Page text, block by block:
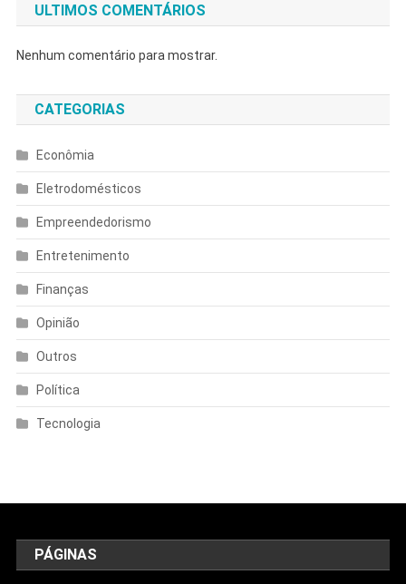
ULTIMOS COMENTÁRIOS
Nenhum comentário para mostrar.
CATEGORIAS
Econômia
Eletrodomésticos
Empreendedorismo
Entretenimento
Finanças
Opinião
Outros
Política
Tecnologia
PÁGINAS